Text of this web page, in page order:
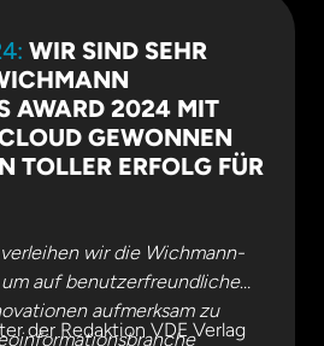
WIR SIND SEHR
AWARD 2024 MIT
GEWONNEN
TOLLER ERFOLG FÜR
wir die Wichmann-
auf benutzerfreundliche
aufmerksam zu
der Redaktion VDE Verlag